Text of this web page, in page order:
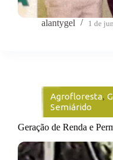
alantygel 1 de
Agrofloresta,
Semiárido
Geração de Renda e